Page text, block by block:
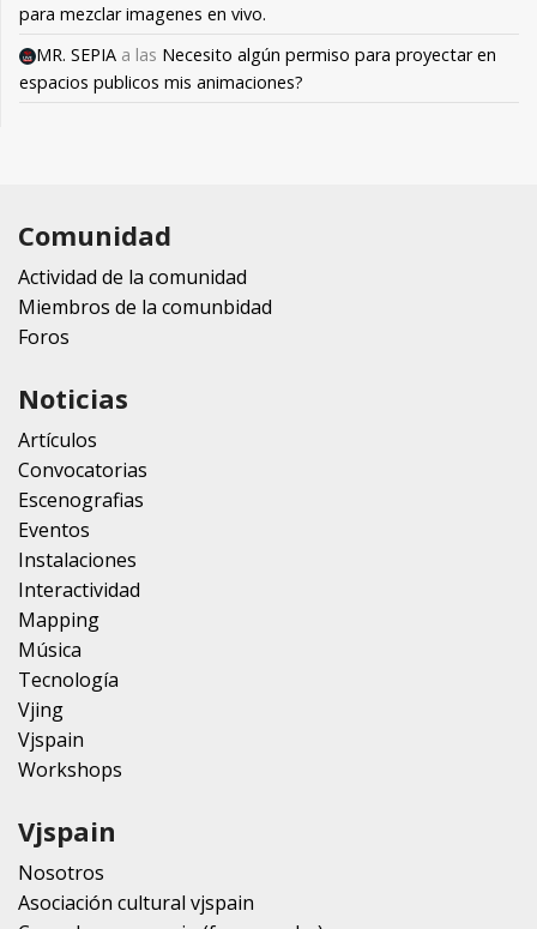
para mezclar imagenes en vivo.
MR. SEPIA a las Necesito algún permiso para proyectar en
espacios publicos mis animaciones?
Comunidad
Actividad de la comunidad
Miembros de la comunbidad
Foros
Noticias
Artículos
Convocatorias
Escenografias
Eventos
Instalaciones
Interactividad
Mapping
Música
Tecnología
Vjing
Vjspain
Workshops
Vjspain
Nosotros
Asociación cultural vjspain